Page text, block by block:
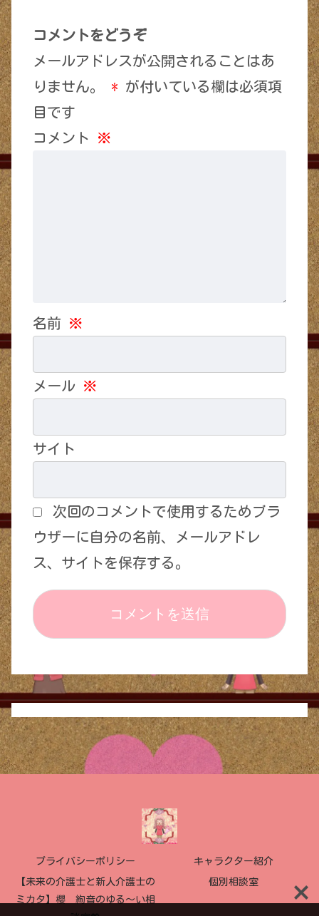
コメントをどうぞ
メールアドレスが公開されることはあ
りません。
* が付いている欄は必須項
目です
コメント ※
名前 ※
メール ※
サイト
次回のコメントで使用するためブラ
ウザーに自分の名前、メールアドレ
ス、サイトを保存する。
プライバシーポリシー キャラクター紹介
【未来の介護士と新人介護士の
ミカタ】櫻 絢音のゆる〜い相
個別相談室